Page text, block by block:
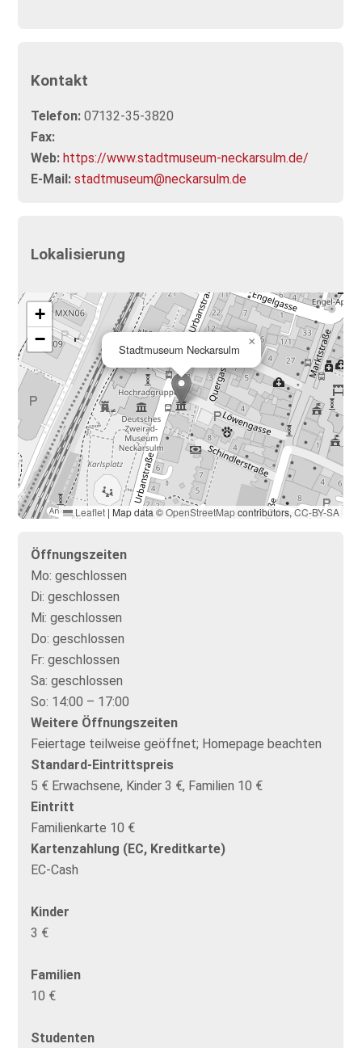
Kontakt
Telefon: 07132-35-3820
Fax:
Web: https://www.stadtmuseum-neckarsulm.de/
E-Mail: stadtmuseum@neckarsulm.de
Lokalisierung
Stadtmuseum Neckarsulm
×
+
−
Leaflet | Map data ©OpenStreetMapcontributors,CC-BY-SA
Öffnungszeiten
Mo: geschlossen
Di: geschlossen
Mi: geschlossen
Do: geschlossen
Fr: geschlossen
Sa: geschlossen
So: 14:00 – 17:00
Weitere Öffnungszeiten
Feiertage teilweise geöffnet; Homepage beachten
Standard-Eintrittspreis
5 € Erwachsene, Kinder 3 €, Familien 10 €
Eintritt
Familienkarte 10 €
Kartenzahlung (EC, Kreditkarte)
EC-Cash
Kinder
3 €
Familien
10 €
Studenten